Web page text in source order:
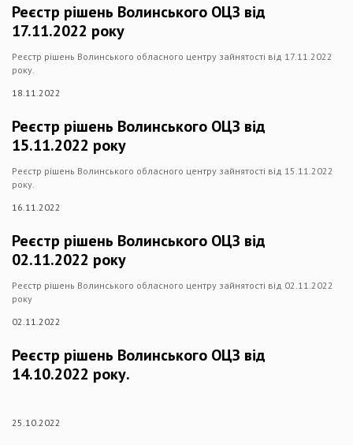
Реєстр рішень Волинського ОЦЗ від
17.11.2022 року
Реєстр рішень Волинського обласного центру зайнятості від 17.11.2022
року.
18.11.2022
Реєстр рішень Волинського ОЦЗ від
15.11.2022 року
Реєстр рішень Волинського обласного центру зайнятості від 15.11.2022
року.
16.11.2022
Реєстр рішень Волинського ОЦЗ від
02.11.2022 року
Реєстр рішень Волинського обласного центру зайнятості від 02.11.2022
року
02.11.2022
Реєстр рішень Волинського ОЦЗ від
14.10.2022 року.
25.10.2022